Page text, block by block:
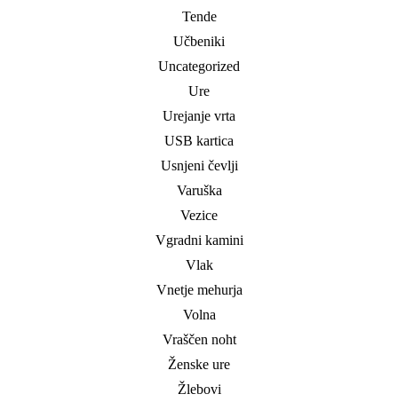
Tende
Učbeniki
Uncategorized
Ure
Urejanje vrta
USB kartica
Usnjeni čevlji
Varuška
Vezice
Vgradni kamini
Vlak
Vnetje mehurja
Volna
Vraščen noht
Ženske ure
Žlebovi